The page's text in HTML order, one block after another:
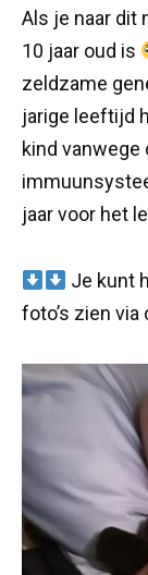
Als je naar dit
10 jaar oud is
zeldzame
jarige leeftijd
kind
jaar voor het
Je kunt
foto’s zien